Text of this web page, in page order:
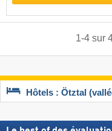
1-4sur
Hôtels : Ötztal